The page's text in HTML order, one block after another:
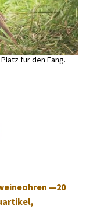
für den Fang.
—20